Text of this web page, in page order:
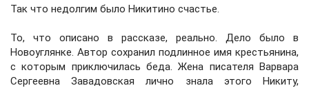
Так что недолгим было Никитино счастье.
То, что описано в рассказе, реально. Дело было в
Новоуглянке. Автор сохранил подлинное имя крестьянина,
с которым приключилась беда. Жена писателя Варвара
Сергеевна Завадовская лично знала этого Никиту,